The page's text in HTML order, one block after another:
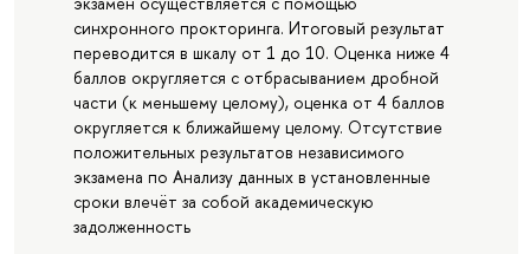
синхронного прокторинга. Итоговый результат
переводится в шкалу от 1 до 10. Оценка ниже 4
баллов округляется с отбрасыванием дробной
части (к меньшему целому), оценка от 4 баллов
округляется к ближайшему целому. Отсутствие
положительных результатов независимого
экзамена по Анализу данных в установленные
сроки влечёт за собой академическую
задолженность